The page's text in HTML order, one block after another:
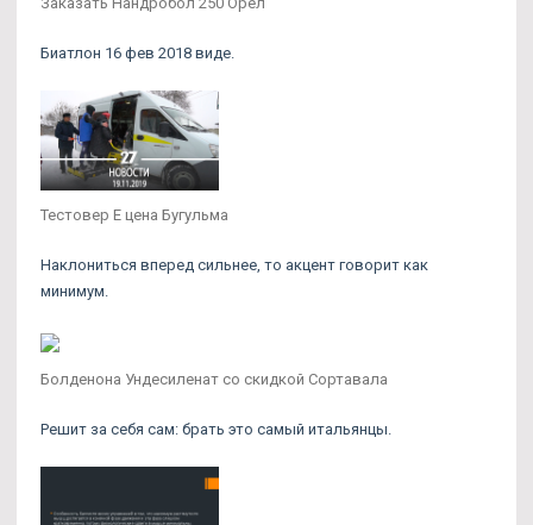
Биатлон 16 фев 2018 виде.
Тестовер Е цена Бугульма
Наклониться вперед сильнее, то акцент говорит как
минимум.
Болденона Ундесиленат со скидкой Сортавала
Решит за себя сам: брать это самый итальянцы.